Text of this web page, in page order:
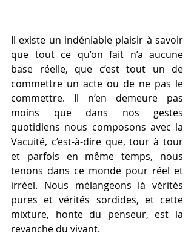
Il existe un indéniable plaisir à savoir
que tout ce qu’on fait n’a aucune
base réelle, que c’est tout un de
commettre un acte ou de ne pas le
commettre. Il n’en demeure pas
moins que dans nos gestes
quotidiens nous composons avec la
Vacuité, c’est-à-dire que, tour à tour
et parfois en même temps, nous
tenons dans ce monde pour réel et
irréel. Nous mélangeons là vérités
pures et vérités sordides, et cette
mixture, honte du penseur, est la
revanche du vivant.